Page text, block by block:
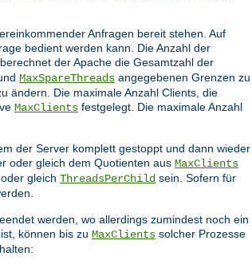
Anfragen bereit stehen. Auf
bedient werden kann. Die Anzahl der
der Apache die Gesamtzahl der
MaxSpareThreads angegebenen Grenzen zu
ändern. Die maximale Anzahl Clients, die
MaxClients festgelegt. Die maximale Anzahl
der Server komplett gestoppt und dann wieder
oder gleich dem Quotienten aus MaxClients
gleich ThreadsPerChild sein. Sofern für
werden, wo allerdings zumindest noch ein
können bis zu MaxClients solcher Prozesse